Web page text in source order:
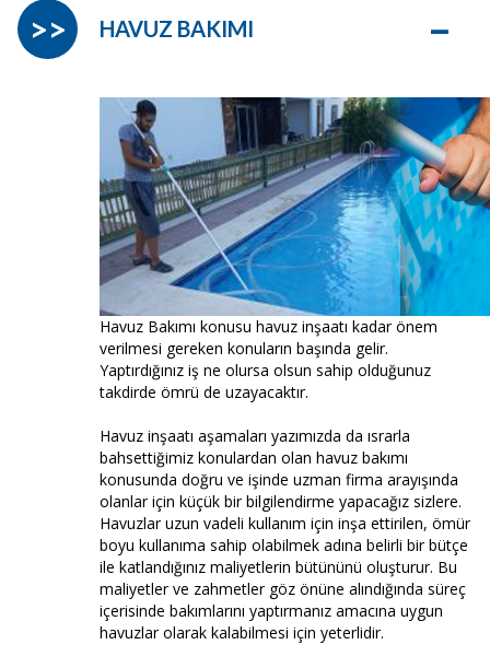
HAVUZ BAKIMI –
>>
Havuz Bakımı konusu havuz inşaatı kadar önem
verilmesi gereken konuların başında gelir.
Yaptırdığınız iş ne olursa olsun sahip olduğunuz
takdirde ömrü de uzayacaktır.
Havuz inşaatı aşamaları yazımızda da ısrarla
bahsettiğimiz konulardan olan havuz bakımı
konusunda doğru ve işinde uzman firma arayışında
olanlar için küçük bir bilgilendirme yapacağız sizlere.
Havuzlar uzun vadeli kullanım için inşa ettirilen, ömür
boyu kullanıma sahip olabilmek adına belirli bir bütçe
ile katlandığınız maliyetlerin bütününü oluşturur. Bu
maliyetler ve zahmetler göz önüne alındığında süreç
içerisinde bakımlarını yaptırmanız amacına uygun
havuzlar olarak kalabilmesi için yeterlidir.